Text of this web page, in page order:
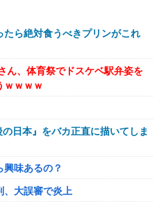
たら絶対食うべきプリンがこれ
ん、体育祭でドスケベ駅弁姿を
ｗｗｗｗ
の日本』をバカ正直に描いてしま
興味あるの？
、大誤審で炎上